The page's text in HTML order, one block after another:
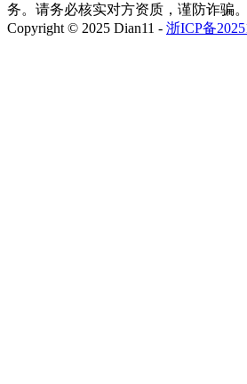
务。请务必核实对方资质，谨防诈骗。
Copyright © 2025 Dian11 - 浙ICP备